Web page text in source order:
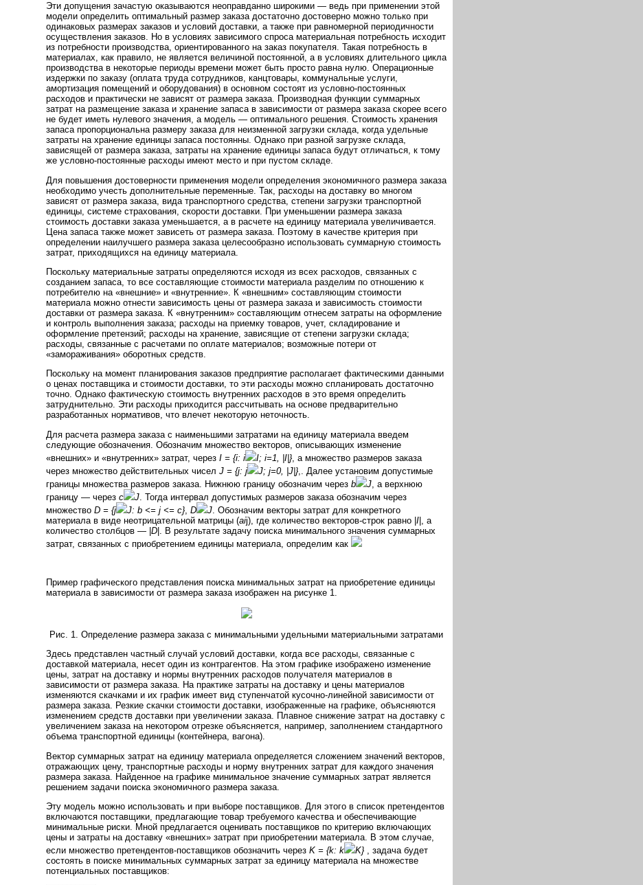
Эти допущения зачастую оказываются неоправданно широкими — ведь при применении этой
модели определить оптимальный размер заказа достаточно достоверно можно только при
одинаковых размерах заказов и условий доставки, а также при равномерной периодичности
осуществления заказов. Но в условиях зависимого спроса материальная потребность исходит
из потребности производства, ориентированного на заказ покупателя. Такая потребность в
материалах, как правило, не является величиной постоянной, а в условиях длительного цикла
производства в некоторые периоды времени может быть просто равна нулю. Операционные
издержки по заказу (оплата труда сотрудников, канцтовары, коммунальные услуги,
амортизация помещений и оборудования) в основном состоят из условно-постоянных
расходов и практически не зависят от размера заказа. Производная функции суммарных
затрат на размещение заказа и хранение запаса в зависимости от размера заказа скорее всего
не будет иметь нулевого значения, а модель — оптимального решения. Стоимость хранения
запаса пропорциональна размеру заказа для неизменной загрузки склада, когда удельные
затраты на хранение единицы запаса постоянны. Однако при разной загрузке склада,
зависящей от размера заказа, затраты на хранение единицы запаса будут отличаться, к тому
же условно-постоянные расходы имеют место и при пустом складе.
Для повышения достоверности применения модели определения экономичного размера заказа
необходимо учесть дополнительные переменные. Так, расходы на доставку во многом
зависят от размера заказа, вида транспортного средства, степени загрузки транспортной
единицы, системе страхования, скорости доставки. При уменьшении размера заказа
стоимость доставки заказа уменьшается, а в расчете на единицу материала увеличивается.
Цена запаса также может зависеть от размера заказа. Поэтому в качестве критерия при
определении наилучшего размера заказа целесообразно использовать суммарную стоимость
затрат, приходящихся на единицу материала.
Поскольку материальные затраты определяются исходя из всех расходов, связанных с
созданием запаса, то все составляющие стоимости материала разделим по отношению к
потребителю на «внешние» и «внутренние». К «внешним» составляющим стоимости
материала можно отнести зависимость цены от размера заказа и зависимость стоимости
доставки от размера заказа. К «внутренним» составляющим отнесем затраты на оформление
и контроль выполнения заказа; расходы на приемку товаров, учет, складирование и
оформление претензий; расходы на хранение, зависящие от степени загрузки склада;
расходы, связанные с расчетами по оплате материалов; возможные потери от
«замораживания» оборотных средств.
Поскольку на момент планирования заказов предприятие располагает фактическими данными
о ценах поставщика и стоимости доставки, то эти расходы можно спланировать достаточно
точно. Однако фактическую стоимость внутренних расходов в это время определить
затруднительно. Эти расходы приходится рассчитывать на основе предварительно
разработанных нормативов, что влечет некоторую неточность.
Для расчета размера заказа с наименьшими затратами на единицу материала введем
следующие обозначения. Обозначим множество векторов, описывающих изменение
«внешних» и «внутренних» затрат, через I = {i: i I; i=1, |I|} , а множество размеров заказа
через множество действительных чисел J = {j: j J; j=0, |J|} ,. Далее установим допустимые
границы множества размеров заказа. Нижнюю границу обозначим через b J , а верхнюю
границу — через c J . Тогда интервал допустимых размеров заказа обозначим через
множество D = {j J: b <= j <= c} D J . Обозначим векторы затрат для конкретного
материала в виде неотрицательной матрицы (аij), где количество векторов-строк равно | I |, а
количество столбцов — | D |. В результате задачу поиска минимального значения суммарных
затрат, связанных с приобретением единицы материала, определим как
Пример графического представления поиска минимальных затрат на приобретение единицы
материала в зависимости от размера заказа изображен на рисунке 1.
Рис. 1. Определение размера заказа с минимальными удельными материальными затратами
Здесь представлен частный случай условий доставки, когда все расходы, связанные с
доставкой материала, несет один из контрагентов. На этом графике изображено изменение
цены, затрат на доставку и нормы внутренних расходов получателя материалов в
зависимости от размера заказа. На практике затраты на доставку и цены материалов
изменяются скачками и их график имеет вид ступенчатой кусочно-линейной зависимости от
размера заказа. Резкие скачки стоимости доставки, изображенные на графике, объясняются
изменением средств доставки при увеличении заказа. Плавное снижение затрат на доставку с
увеличением заказа на некотором отрезке объясняется, например, заполнением стандартного
объема транспортной единицы (контейнера, вагона).
Вектор суммарных затрат на единицу материала определяется сложением значений векторов,
отражающих цену, транспортные расходы и норму внутренних затрат для каждого значения
размера заказа. Найденное на графике минимальное значение суммарных затрат является
решением задачи поиска экономичного размера заказа.
Эту модель можно использовать и при выборе поставщиков. Для этого в список претендентов
включаются поставщики, предлагающие товар требуемого качества и обеспечивающие
минимальные риски. Мной предлагается оценивать поставщиков по критерию включающих
цены и затраты на доставку «внешних» затрат при приобретении материала. В этом случае,
если множество претендентов-поставщиков обозначить через K = {k: k K} , задача будет
состоять в поиске минимальных суммарных затрат за единицу материала на множестве
потенциальных поставщиков: